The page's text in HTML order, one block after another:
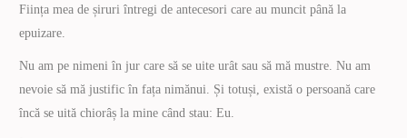
Ființa mea de șiruri întregi de antecesori care au muncit până la
epuizare.
Nu am pe nimeni în jur care să se uite urât sau să mă mustre. Nu am
nevoie să mă justific în fața nimănui. Și totuși, există o persoană care
încă se uită chiorâș la mine când stau: Eu.